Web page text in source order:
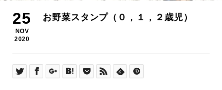
25
NOV
2020
お野菜スタンプ（０，１，２歳児）